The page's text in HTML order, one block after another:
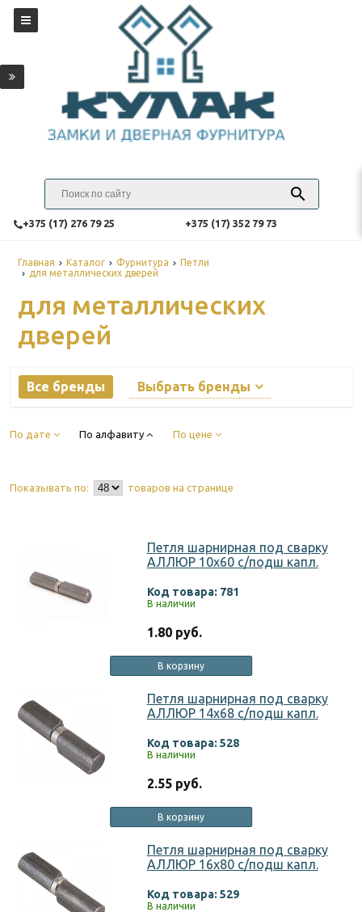
‎+375 (17) 276 79 25 ‎+375 (17) 352 79 73
Главная Каталог Фурнитура
Петли
для металлических дверей
для металлических
дверей
Все бренды Выбрать бренды
По дате По алфавиту По цене
Показывать по: товаров на странице
Петля шарнирная под сварку
АЛЛЮР 10х60 с/подш капл.
Код товара: 781
В наличии
1.80 руб.
В корзину
Петля шарнирная под сварку
АЛЛЮР 14х68 с/подш капл.
Код товара: 528
В наличии
2.55 руб.
В корзину
Петля шарнирная под сварку
АЛЛЮР 16х80 с/подш капл.
Код товара: 529
В наличии